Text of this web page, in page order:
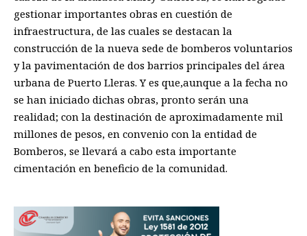
gestionar importantes obras en cuestión de
infraestructura, de las cuales se destacan la
construcción de la nueva sede de bomberos voluntarios
y la pavimentación de dos barrios principales del área
urbana de Puerto Lleras. Y es que,aunque a la fecha no
se han iniciado dichas obras, pronto serán una
realidad; con la destinación de aproximadamente mil
millones de pesos, en convenio con la entidad de
Bomberos, se llevará a cabo esta importante
cimentación en beneficio de la comunidad.